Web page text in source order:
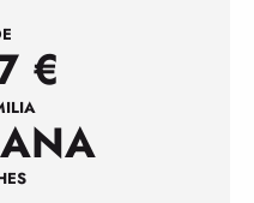
€